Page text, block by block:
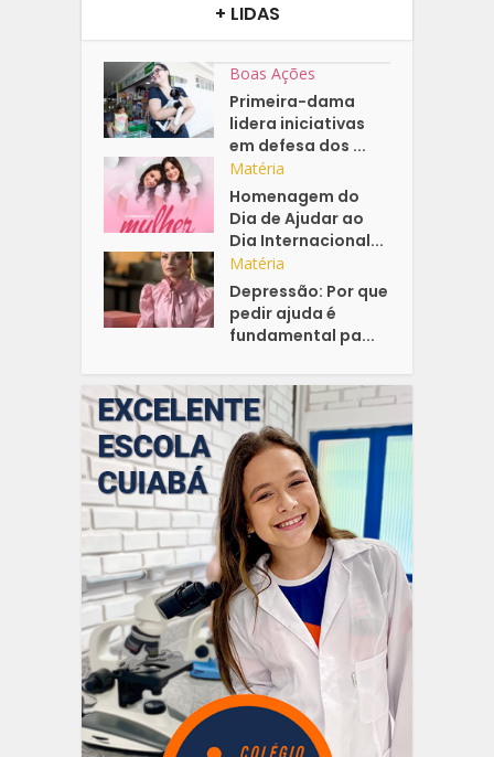
+ LIDAS
Boas Ações
Primeira-dama
lidera iniciativas
em defesa dos ...
Matéria
Homenagem do
Dia de Ajudar ao
Dia Internacional...
Matéria
Depressão: Por que
pedir ajuda é
fundamental pa...